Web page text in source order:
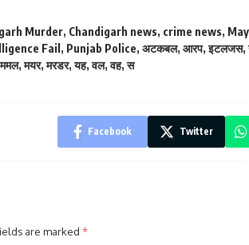
Murder, Chandigarh news, crime news,
Fail , Punjab Police, अटकबल, आरप,इटलजस,
ममल,मयर,मरडर,यह,वल,वह,स
Facebook Twitter
are marked *